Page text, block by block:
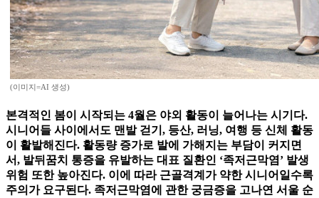
(이미지=AI 생성)
본격적인 봄이 시작되는 4월은 야외 활동이 늘어나는 시기다.
시니어들 사이에서도 맨발 걷기, 등산, 러닝, 여행 등 신체 활동
이 활발해진다. 활동량 증가로 발에 가해지는 부담이 커지면
서, 발뒤꿈치 통증을 유발하는 대표 질환인 ‘족저근막염’ 발생
위험 또한 높아진다. 이에 따라 근골격계가 약한 시니어일수록
주의가 요구된다. 족저근막염에 관한 궁금증을 고나연 서울 순